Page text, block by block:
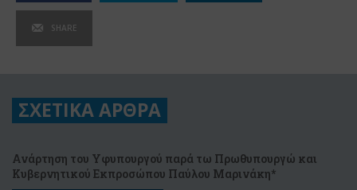
SHARE
ΣΧΕΤΙΚΑ ΑΡΘΡΑ
Ανάρτηση του Υφυπουργού παρά τω Πρωθυπουργώ και
Κυβερνητικού Εκπροσώπου Παύλου Μαρινάκη*